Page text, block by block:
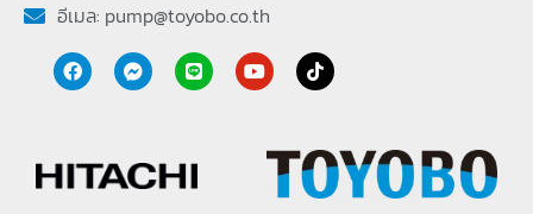
อีเมล: pump@toyobo.co.th